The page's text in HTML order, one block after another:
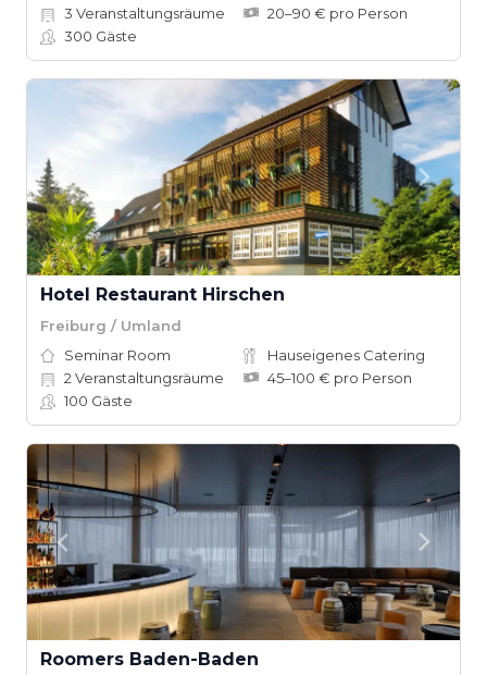
3 Veranstaltungsräume
20–90 € pro Person
300 Gäste
Hotel Restaurant Hirschen
Freiburg / Umland
Seminar Room
Hauseigenes Catering
2 Veranstaltungsräume
45–100 € pro Person
100 Gäste
Roomers Baden-Baden